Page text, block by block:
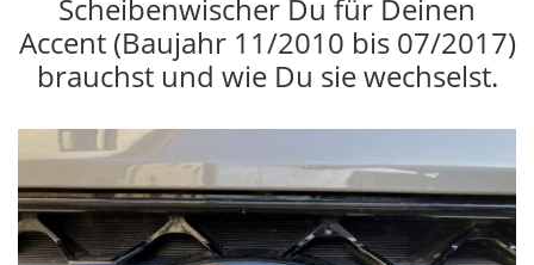
Scheibenwischer Du für Deinen
Accent (Baujahr 11/2010 bis 07/2017)
brauchst und wie Du sie wechselst.